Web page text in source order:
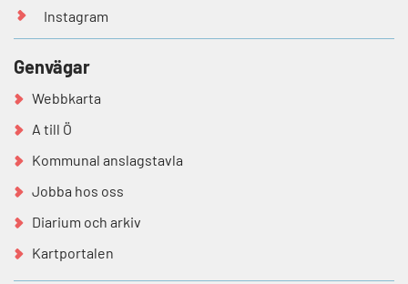
Instagram
Genvägar
Webbkarta
A till Ö
Kommunal anslagstavla
Jobba hos oss
Diarium och arkiv
Kartportalen